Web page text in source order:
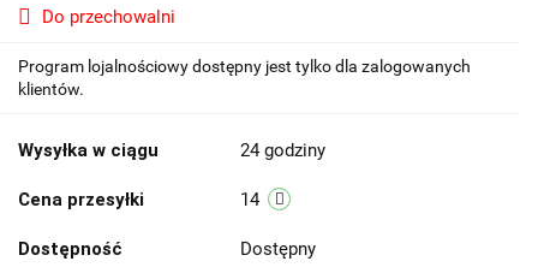
Do przechowalni
Program lojalnościowy dostępny jest tylko dla zalogowanych
klientów.
Wysyłka w ciągu 24 godziny
Cena przesyłki 14
Dostępność Dostępny